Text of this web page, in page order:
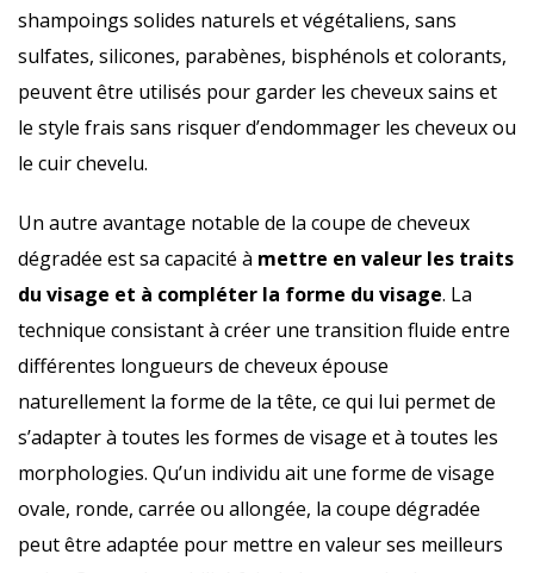
shampoings solides naturels et végétaliens, sans
sulfates, silicones, parabènes, bisphénols et colorants,
peuvent être utilisés pour garder les cheveux sains et
le style frais sans risquer d’endommager les cheveux ou
le cuir chevelu.
Un autre avantage notable de la coupe de cheveux
dégradée est sa capacité à mettre en valeur les traits
du visage et à compléter la forme du visage. La
technique consistant à créer une transition fluide entre
différentes longueurs de cheveux épouse
naturellement la forme de la tête, ce qui lui permet de
s’adapter à toutes les formes de visage et à toutes les
morphologies. Qu’un individu ait une forme de visage
ovale, ronde, carrée ou allongée, la coupe dégradée
peut être adaptée pour mettre en valeur ses meilleurs